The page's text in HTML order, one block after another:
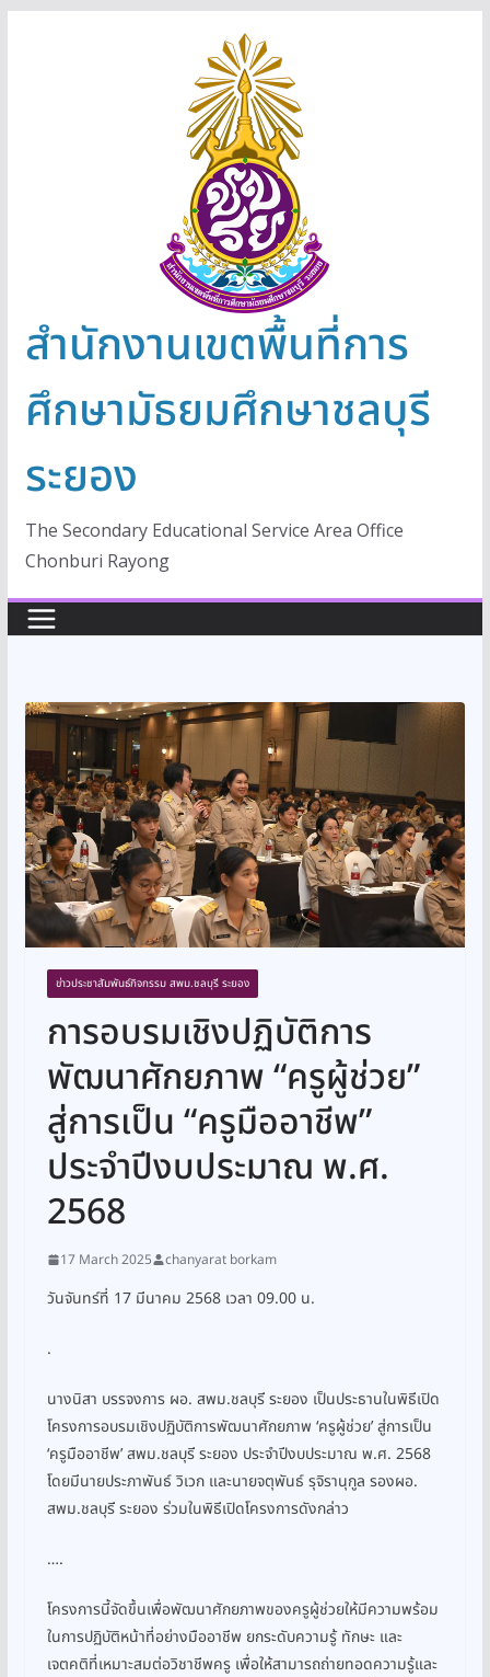
สำนักงานเขตพื้นที่การ
ศึกษามัธยมศึกษาชลบุรี
ระยอง
The Secondary Educational Service Area Office
Chonburi Rayong
ข่าวประชาสัมพันธ์กิจกรรม สพม.ชลบุรี ระยอง
การอบรมเชิงปฏิบัติการ
พัฒนาศักยภาพ “ครูผู้ช่วย”
สู่การเป็น “ครูมืออาชีพ”
ประจำปีงบประมาณ พ.ศ.
2568
17 March 2025 chanyarat borkam
วันจันทร์ที่ 17 มีนาคม 2568 เวลา 09.00 น.
.
นางนิสา บรรจงการ ผอ. สพม.ชลบุรี ระยอง เป็นประธานในพิธีเปิด
โครงการอบรมเชิงปฏิบัติการพัฒนาศักยภาพ ‘ครูผู้ช่วย’ สู่การเป็น
‘ครูมืออาชีพ’ สพม.ชลบุรี ระยอง ประจำปีงบประมาณ พ.ศ. 2568
โดยมีนายประภาพันธ์ วิเวก และนายจตุพันธ์ รุจิรานุกูล รองผอ.
สพม.ชลบุรี ระยอง ร่วมในพิธีเปิดโครงการดังกล่าว
….
โครงการนี้จัดขึ้นเพื่อพัฒนาศักยภาพของครูผู้ช่วยให้มีความพร้อม
ในการปฏิบัติหน้าที่อย่างมืออาชีพ ยกระดับความรู้ ทักษะ และ
เจตคติที่เหมาะสมต่อวิชาชีพครู เพื่อให้สามารถถ่ายทอดความรู้และ